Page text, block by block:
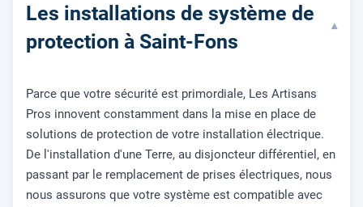
Les installations de système de
protection à Saint-Fons
▾
Parce que votre sécurité est primordiale, Les Artisans
Pros innovent constamment dans la mise en place de
solutions de protection de votre installation électrique.
De l'installation d'une Terre, au disjoncteur différentiel, en
passant par le remplacement de prises électriques, nous
nous assurons que votre système est compatible avec